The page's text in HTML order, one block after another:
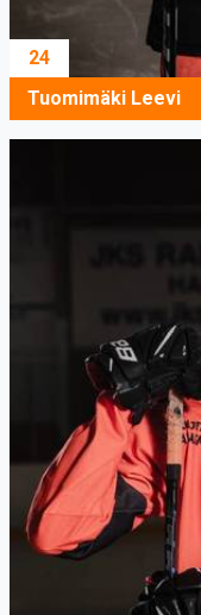
24
Tuomimäki Leevi